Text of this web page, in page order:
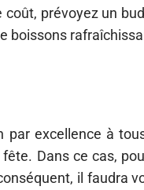
coût, prévoyez un
boissons
par excellence à
Dans ce cas,
il faudra